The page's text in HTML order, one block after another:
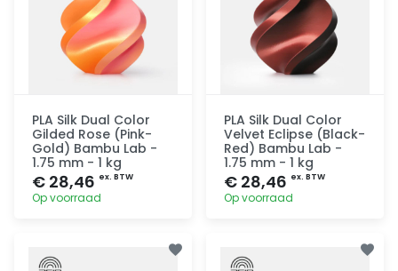
PLA Silk Dual Color
Gilded Rose (Pink-
Gold) Bambu Lab -
1.75 mm - 1 kg
€ 28,46 ex. BTW
Op voorraad
PLA Silk Dual Color
Velvet Eclipse (Black-
Red) Bambu Lab -
1.75 mm - 1 kg
€ 28,46 ex. BTW
Op voorraad